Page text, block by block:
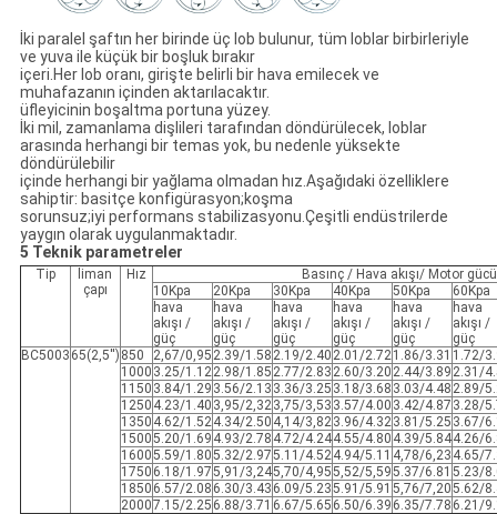
İki paralel şaftın her birinde üç lob bulunur, tüm loblar birbirleriyle
ve yuva ile küçük bir boşluk bırakır
içeri.Her lob oranı, girişte belirli bir hava emilecek ve
muhafazanın içinden aktarılacaktır.
üfleyicinin boşaltma portuna yüzey.
İki mil, zamanlama dişlileri tarafından döndürülecek, loblar
arasında herhangi bir temas yok, bu nedenle yüksekte
döndürülebilir
içinde herhangi bir yağlama olmadan hız.Aşağıdaki özelliklere
sahiptir: basitçe konfigürasyon;koşma
sorunsuz;iyi performans stabilizasyonu.Çeşitli endüstrilerde
yaygın olarak uygulanmaktadır.
5 Teknik parametreler
Tip
liman
çapı
Hız
Basınç / Hava akışı/ Motor gücü
10Kpa
20Kpa 30Kpa 40Kpa 50Kpa
60Kpa
hava
akışı /
güç
hava
akışı /
güç
hava
akışı /
güç
hava
akışı /
güç
hava
akışı /
güç
hava
akışı /
güç
BC5003 65(2,5'') 850 2,67/0,95 2.39/1.58 2.19/2.40 2.01/2.72 1.86/3.31 1.72/
1000 3.25/1.12 2.98/1.85 2.77/2.83 2.60/3.20 2.44/3.89 2.31/
1150 3.84/1.29 3.56/2.13 3.36/3.25 3.18/3.68 3.03/4.48 2.89/
1250 4.23/1.40 3,95/2,32 3,75/3,53 3.57/4.00 3.42/4.87 3.28/
1350 4.62/1.52 4.34/2.50 4,14/3,82 3.96/4.32 3.81/5.25 3.67/
15005.20/1.69 4.93/2.78 4.72/4.244.55/4.80 4.39/5.844.26/
16005.59/1.805.32/2.975.11/4.52 4.94/5.11 4,78/6,23 4.65/
1750 6.18/1.975,91/3,245,70/4,955,52/5,595.37/6.81 5.23/
1850 6.57/2.08 6.30/3.43 6.09/5.235.91/5.91 5,76/7,205.62/
20007.15/2.25 6.88/3.71 6.67/5.65 6.50/6.39 6.35/7.78 6.21/